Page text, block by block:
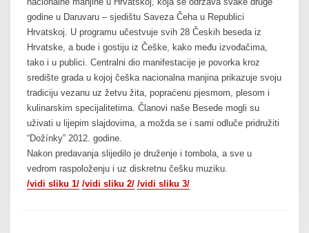
godine u Daruvaru – sjedištu Saveza Čeha u Republici
Hrvatskoj. U programu učestvuje svih 28 Českih beseda iz
Hrvatske, a bude i gostiju iz Češke, kako među izvođačima,
tako i u publici. Centralni dio manifestacije je povorka kroz
središte grada u kojoj češka nacionalna manjina prikazuje svoju
tradiciju vezanu uz žetvu žita, popraćenu pjesmom, plesom i
kulinarskim specijalitetima. Članovi naše Besede mogli su
uživati u lijepim slajdovima, a možda se i sami odluče pridružiti
“Dožínky” 2012. godine.
Nakon predavanja slijedilo je druženje i tombola, a sve u
vedrom raspoloženju i uz diskretnu češku muziku.
/vidi sliku 1/ /vidi sliku 2/ /vidi sliku 3/